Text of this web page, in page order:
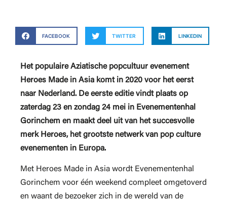
FACEBOOK TWITTER LINKEDIN
Het populaire Aziatische popcultuur evenement
Heroes Made in Asia komt in 2020 voor het eerst
naar Nederland. De eerste editie vindt plaats op
zaterdag 23 en zondag 24 mei in Evenementenhal
Gorinchem en maakt deel uit van het succesvolle
merk Heroes, het grootste netwerk van pop culture
evenementen in Europa.
Met Heroes Made in Asia wordt Evenementenhal
Gorinchem voor één weekend compleet omgetoverd
en waant de bezoeker zich in de wereld van de